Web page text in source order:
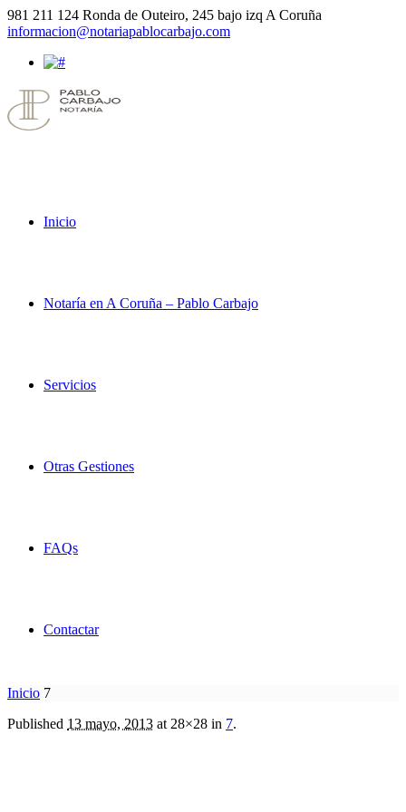
981 211 124 Ronda de Outeiro, 245 bajo izq A Coruña
informacion@notariapablocarbajo.com
Inicio
Notaría en A Coruña – Pablo Carbajo
Servicios
Otras Gestiones
FAQs
Contactar
Inicio 7
Published 13 mayo, 2013 at 28×28 in 7.